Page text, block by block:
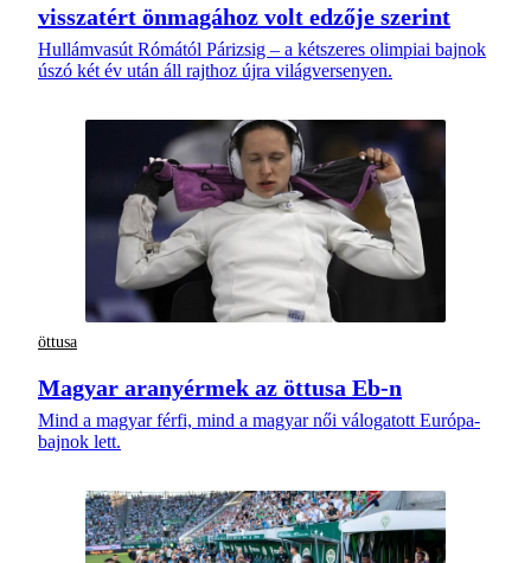
visszatért önmagához volt edzője szerint
Hullámvasút Rómától Párizsig – a kétszeres olimpiai bajnok
úszó két év után áll rajthoz újra világversenyen.
öttusa
Magyar aranyérmek az öttusa Eb-n
Mind a magyar férfi, mind a magyar női válogatott Európa-
bajnok lett.